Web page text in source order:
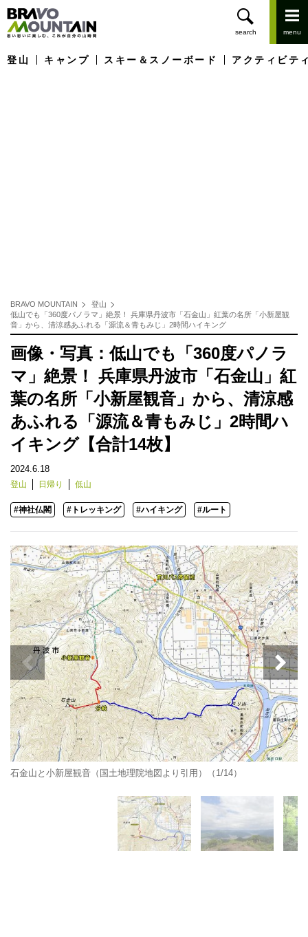
登山 キャンプ スキー＆スノーボード アクティビテ
BRAVO MOUNTAIN
登山
低山でも「360度パノラマ」絶景！ 兵庫県丹波市「石金山」紅葉の名所「小新屋観
音」から、清涼感あふれる「源流＆青もみじ」2時間ハイキング
画像・写真：低山でも「360度パノラ
マ」絶景！ 兵庫県丹波市「石金山」紅
葉の名所「小新屋観音」から、清涼感
あふれる「源流＆青もみじ」2時間ハ
イキング【合計14枚】
2024.6.18
登山 日帰り 低山
#神社仏閣 #トレッキング #ハイキング #ルート
石金山と小新屋観音（国土地理院地図より引用）（1/14）